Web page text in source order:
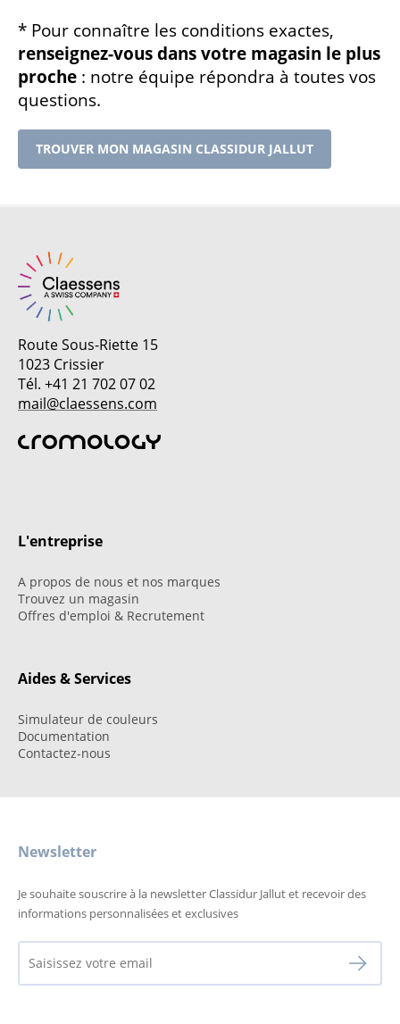
* Pour connaître les conditions exactes,
renseignez-vous dans votre magasin le plus
proche : notre équipe répondra à toutes vos
questions.
TROUVER MON MAGASIN CLASSIDUR JALLUT
Route Sous-Riette 15
1023 Crissier
Tél. +41 21 702 07 02
mail@claessens.com
L'entreprise
A propos de nous et nos marques
Trouvez un magasin
Offres d'emploi & Recrutement
Aides & Services
Simulateur de couleurs
Documentation
Contactez-nous
Newsletter
Je souhaite souscrire à la newsletter Classidur Jallut et recevoir des
informations personnalisées et exclusives